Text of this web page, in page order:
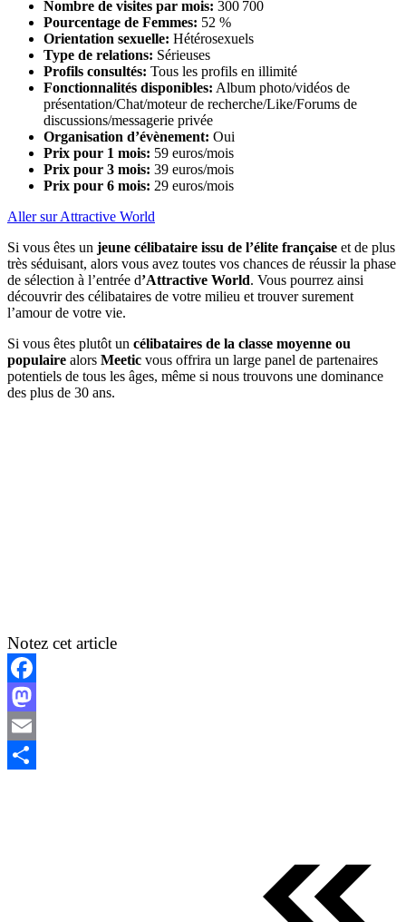
Nombre de visites par mois: 300 700
Pourcentage de Femmes: 52 %
Orientation sexuelle: Hétérosexuels
Type de relations: Sérieuses
Profils consultés: Tous les profils en illimité
Fonctionnalités disponibles: Album photo/vidéos de
présentation/Chat/moteur de recherche/Like/Forums de
discussions/messagerie privée
Organisation d’évènement: Oui
Prix pour 1 mois: 59 euros/mois
Prix pour 3 mois: 39 euros/mois
Prix pour 6 mois: 29 euros/mois
Aller sur Attractive World
Si vous êtes un jeune célibataire issu de l’élite française et de plus
très séduisant, alors vous avez toutes vos chances de réussir la phase
de sélection à l’entrée d’Attractive World. Vous pourrez ainsi
découvrir des célibataires de votre milieu et trouver surement
l’amour de votre vie.
Si vous êtes plutôt un célibataires de la classe moyenne ou
populaire alors Meetic vous offrira un large panel de partenaires
potentiels de tous les âges, même si nous trouvons une dominance
des plus de 30 ans.
Notez cet article
Facebook
Mastodon
Email